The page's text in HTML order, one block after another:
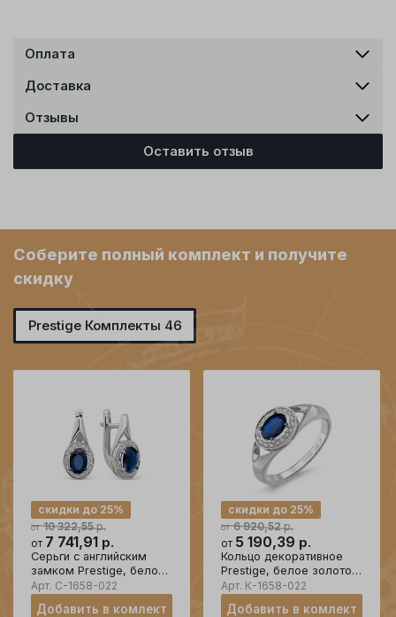
Оплата
Доставка
Отзывы
Оставить отзыв
Соберите полный комплект и получите
скидку
Prestige Комплекты 46
от 10 322,55р.
скидки до 25%
от 7 741,91 р.
Серьги с английским
замком Prestige, белое
золото 585 проба,
вставка сапфир
Арт. С-1658-022
Добавить в комлект
от 6 920,52р.
скидки до 25%
от 5 190,39 р.
Кольцо декоративное
Prestige, белое золото
585 проба, вставка
бриллиант/сапфир
Арт. К-1658-022
Добавить в комлект